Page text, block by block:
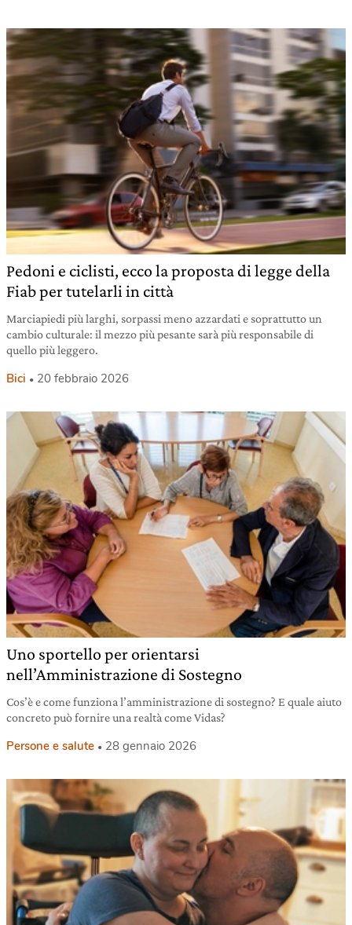
Pedoni e ciclisti, ecco la proposta di legge della
Fiab per tutelarli in città
Marciapiedi più larghi, sorpassi meno azzardati e soprattutto un
cambio culturale: il mezzo più pesante sarà più responsabile di
quello più leggero.
Bici 20 febbraio 2026
Uno sportello per orientarsi
nell’Amministrazione di Sostegno
Cos’è e come funziona l’amministrazione di sostegno? E quale aiuto
concreto può fornire una realtà come Vidas?
Persone e salute 28 gennaio 2026